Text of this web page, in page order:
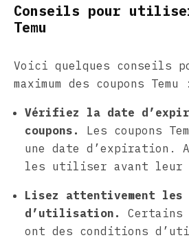
Conseils pour
Temu
Voici quelques conseils
maximum des coupons Temu :
Vérifiez la date
coupons.
Les coupons
une date d’expiration.
les utiliser avant leur
Lisez attentivement les
d’utilisation.
Certains
ont des conditions